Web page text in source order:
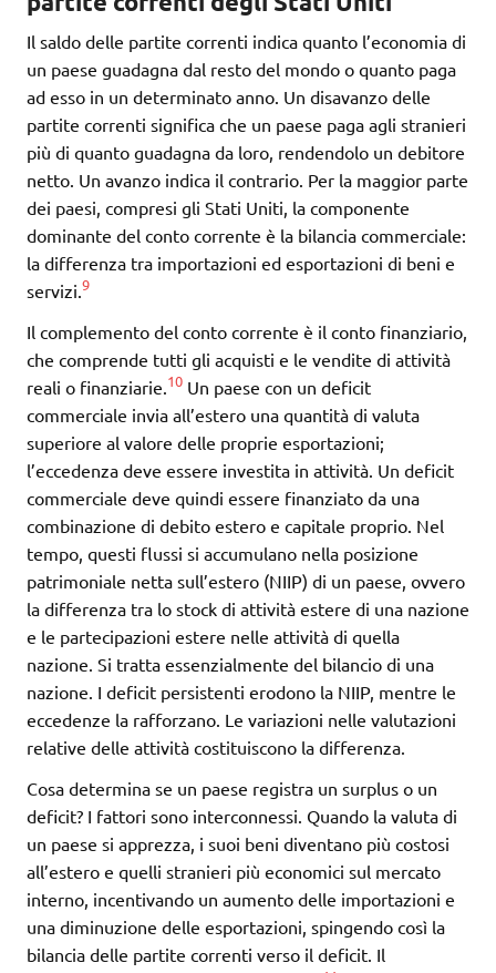
Il saldo delle partite correnti indica quanto l’economia di
un paese guadagna dal resto del mondo o quanto paga
ad esso in un determinato anno. Un disavanzo delle
partite correnti significa che un paese paga agli stranieri
più di quanto guadagna da loro, rendendolo un debitore
netto. Un avanzo indica il contrario. Per la maggior parte
dei paesi, compresi gli Stati Uniti, la componente
dominante del conto corrente è la bilancia commerciale:
la differenza tra importazioni ed esportazioni di beni e
servizi.9
Il complemento del conto corrente è il conto finanziario,
che comprende tutti gli acquisti e le vendite di attività
reali o finanziarie.10 Un paese con un deficit
commerciale invia all’estero una quantità di valuta
superiore al valore delle proprie esportazioni;
l’eccedenza deve essere investita in attività. Un deficit
commerciale deve quindi essere finanziato da una
combinazione di debito estero e capitale proprio. Nel
tempo, questi flussi si accumulano nella posizione
patrimoniale netta sull’estero (NIIP) di un paese, ovvero
la differenza tra lo stock di attività estere di una nazione
e le partecipazioni estere nelle attività di quella
nazione. Si tratta essenzialmente del bilancio di una
nazione. I deficit persistenti erodono la NIIP, mentre le
eccedenze la rafforzano. Le variazioni nelle valutazioni
relative delle attività costituiscono la differenza.
Cosa determina se un paese registra un surplus o un
deficit? I fattori sono interconnessi. Quando la valuta di
un paese si apprezza, i suoi beni diventano più costosi
all’estero e quelli stranieri più economici sul mercato
interno, incentivando un aumento delle importazioni e
una diminuzione delle esportazioni, spingendo così la
bilancia delle partite correnti verso il deficit. Il